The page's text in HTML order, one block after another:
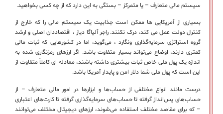
سیستم مالی متعارف – یا متمرکز – بستگی به این دارد که از چه کسی بخواهید.
بسیاری از آمریکایی ها ممکن است جذابیت یک سیستم مالی را که خارج از
کنترل دولت عمل می کند، درک نکنند. راجر آلیاگا دیاز ، اقتصاددان اصلی و ارشد
گروه استراتژی سرمایه‌گذاری ونگارد ، می‌گوید، اما در کشورهایی که ثبات مالی
کمتری دارند، اوضاع می‌تواند بسیار متفاوت باشد. اگر ارزهای رمزنگاری شده به
اندازه یک پول ملی خاص ثبات بیشتری داشته باشند، معادله ای کاملاً متفاوت از
این است که پول ملی شما دلار امن و پایدار آمریکا باشد.
درست مانند انواع مختلفی از حساب‌ها و ابزارها در امور مالی متعارف – از
حساب‌های پس‌انداز گرفته تا حساب‌های سرمایه‌گذاری گرفته تا کارت‌های اعتباری
– که برای مقاصد مختلف استفاده می‌شوند، ارزهای دیجیتال مختلف می‌توانند